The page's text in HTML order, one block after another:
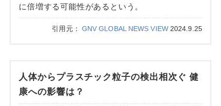
に倍増する可能性があるという。
引用元： GNV GLOBAL NEWS VIEW2024.9.25
人体からプラスチック粒子の検出相次ぐ 健
康への影響は？